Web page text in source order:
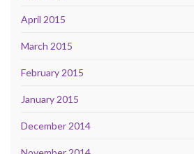
April 2015
March 2015
February 2015
January 2015
December 2014